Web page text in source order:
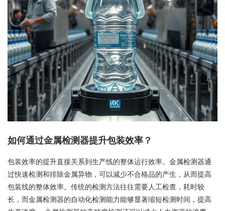
如何通过金属检测器提升包装效率？
包装效率的提升直接关系到生产线的整体运行效率。金属检测器通
过快速检测和排除金属异物，可以减少不合格品的产生，从而提高
包装线的整体效率。传统的检测方法往往需要人工检查，耗时较
长，而金属检测器的自动化检测能力能够显著缩短检测时间，提高